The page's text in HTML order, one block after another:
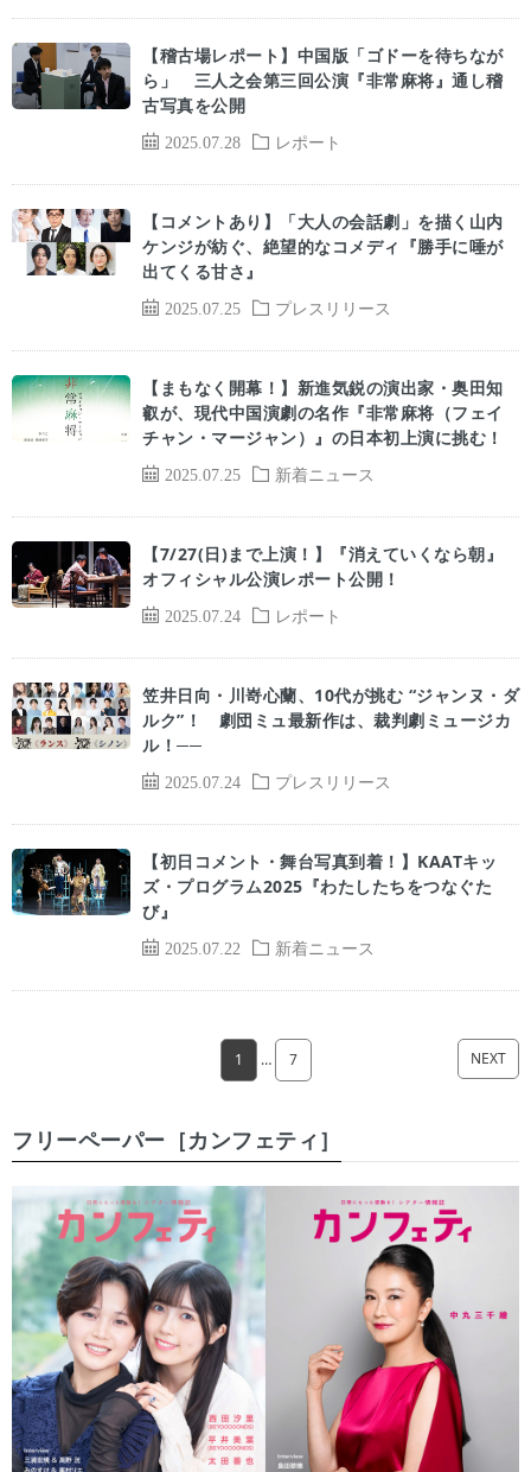
2025.07.28 レポート
【稽古場レポート】中国版「ゴドーを待ちなが
ら」 三人之会第三回公演『非常麻将』通し稽
古写真を公開
2025.07.25 プレスリリース
【コメントあり】「大人の会話劇」を描く山内
ケンジが紡ぐ、絶望的なコメディ『勝手に唾が
出てくる甘さ』
2025.07.25 新着ニュース
【まもなく開幕！】新進気鋭の演出家・奥田知
叡が、現代中国演劇の名作『非常麻将（フェイ
チャン・マージャン）』の日本初上演に挑む！
2025.07.24 レポート
【7/27(日)まで上演！】『消えていくなら朝』
オフィシャル公演レポート公開！
2025.07.24 プレスリリース
笠井日向・川嵜心蘭、10代が挑む “ジャンヌ・ダ
ルク”！ 劇団ミュ最新作は、裁判劇ミュージカ
ル！──
2025.07.22 新着ニュース
【初日コメント・舞台写真到着！】KAATキッ
ズ・プログラム2025『わたしたちをつなぐた
び』
1 … 7 NEXT
フリーペーパー［カンフェティ］